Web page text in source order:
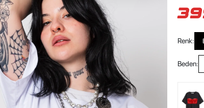
Renk:
Beden: